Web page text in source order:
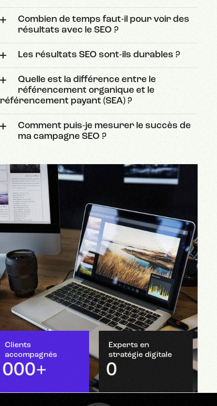
Combien de temps faut-il pour voir des
résultats avec le SEO ?
Les résultats SEO sont-ils durables ?
Quelle est la différence entre le
référencement organique et le
référencement payant (SEA) ?
Comment puis-je mesurer le succès de
ma campagne SEO ?
Clients
accompagnés
000+
Experts en
stratégie digitale
0